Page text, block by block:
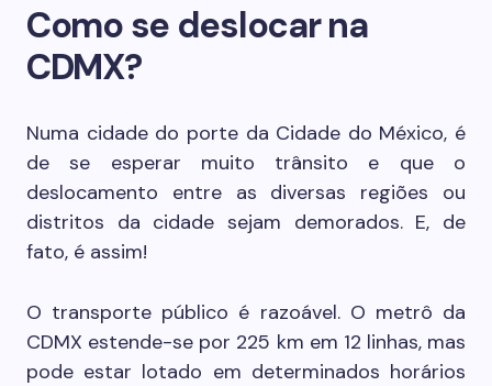
Como se deslocar na
CDMX?
Numa cidade do porte da Cidade do México, é
de se esperar muito trânsito e que o
deslocamento entre as diversas regiões ou
distritos da cidade sejam demorados. E, de
fato, é assim!
O transporte público é razoável. O metrô da
CDMX estende-se por 225 km em 12 linhas, mas
pode estar lotado em determinados horários